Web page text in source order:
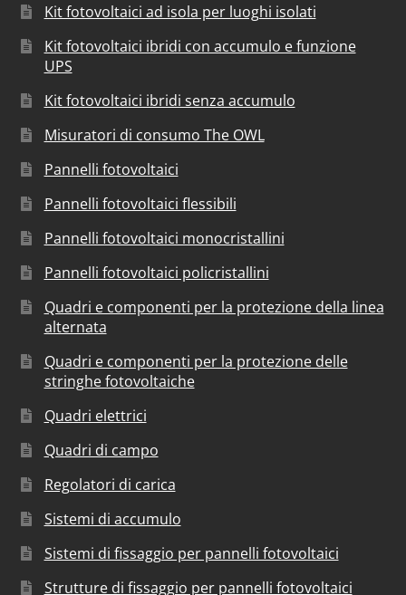
Kit fotovoltaici ad isola per luoghi isolati
Kit fotovoltaici ibridi con accumulo e funzione
UPS
Kit fotovoltaici ibridi senza accumulo
Misuratori di consumo The OWL
Pannelli fotovoltaici
Pannelli fotovoltaici flessibili
Pannelli fotovoltaici monocristallini
Pannelli fotovoltaici policristallini
Quadri e componenti per la protezione della linea
alternata
Quadri e componenti per la protezione delle
stringhe fotovoltaiche
Quadri elettrici
Quadri di campo
Regolatori di carica
Sistemi di accumulo
Sistemi di fissaggio per pannelli fotovoltaici
Strutture di fissaggio per pannelli fotovoltaici